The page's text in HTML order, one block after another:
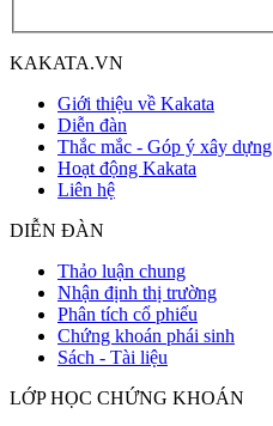
KAKATA.VN
Giới thiệu về Kakata
Diễn đàn
Thắc mắc - Góp ý xây dựng
Hoạt động Kakata
Liên hệ
DIỄN ĐÀN
Thảo luận chung
Nhận định thị trường
Phân tích cổ phiếu
Chứng khoán phái sinh
Sách - Tài liệu
LỚP HỌC CHỨNG KHOÁN